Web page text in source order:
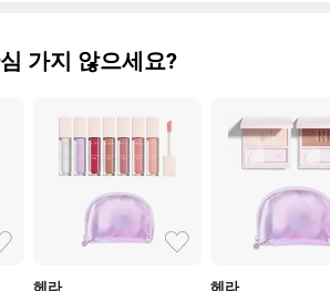
가지 않으세요?
헤라 헤라